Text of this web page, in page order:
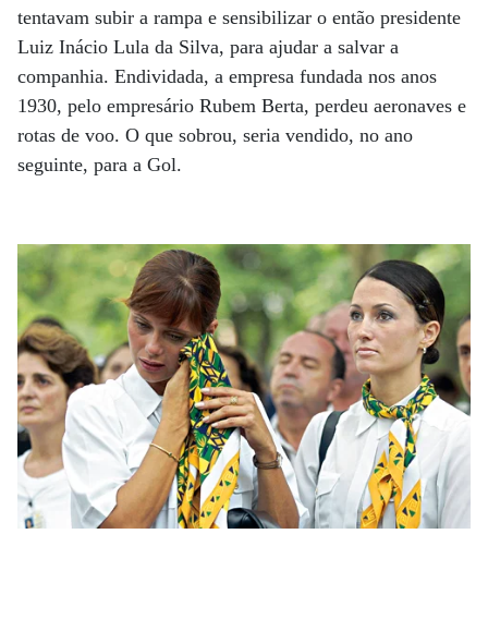
tentavam subir a rampa e sensibilizar o então presidente
Luiz Inácio Lula da Silva, para ajudar a salvar a
companhia. Endividada, a empresa fundada nos anos
1930, pelo empresário Rubem Berta, perdeu aeronaves e
rotas de voo. O que sobrou, seria vendido, no ano
seguinte, para a Gol.